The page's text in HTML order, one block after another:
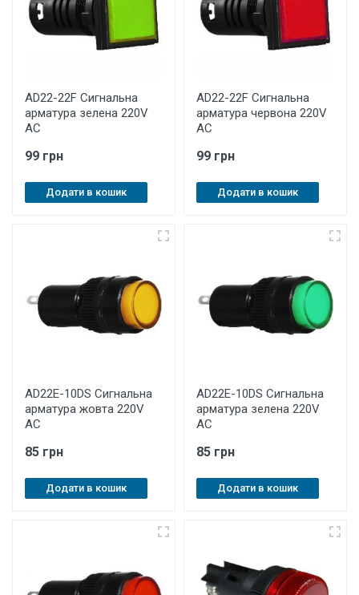
AD22-22F Сигнальна
арматура зелена 220V
АC
99 грн
Додати в кошик
AD22-22F Сигнальна
арматура червона 220V
АC
99 грн
Додати в кошик
AD22Е-10DS Cигнальна
арматура жовта 220V
AC
85 грн
Додати в кошик
AD22Е-10DS Cигнальна
арматура зелена 220V
AC
85 грн
Додати в кошик